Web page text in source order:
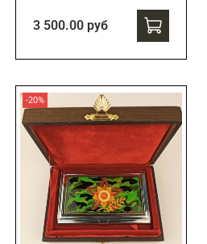
3 500.00 руб
-20%